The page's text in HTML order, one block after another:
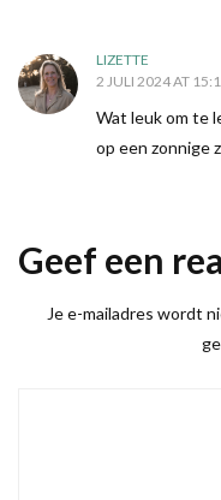
LIZETTE
2 JULI 2024 AT
Wat leuk om te
op een zonnige
Geef een
Je e-mailadres wordt